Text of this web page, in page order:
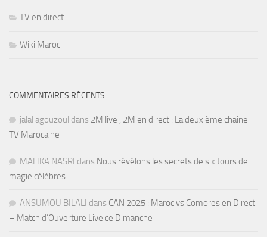
TV en direct
Wiki Maroc
COMMENTAIRES RÉCENTS
jalal agouzoul dans 2M live , 2M en direct : La deuxième chaine
TV Marocaine
MALIKA NASRI dans Nous révélons les secrets de six tours de
magie célèbres
ANSUMOU BILALI dans CAN 2025 : Maroc vs Comores en Direct
– Match d’Ouverture Live ce Dimanche